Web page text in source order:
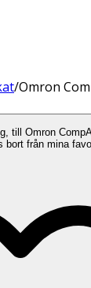
/Omron
till Omron
bort från mina